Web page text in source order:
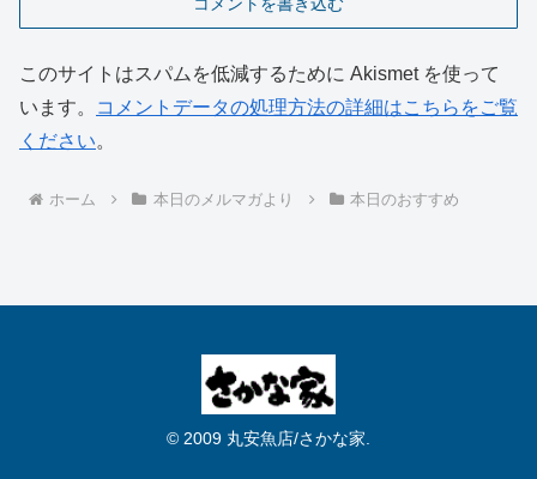
このサイトはスパムを低減するために Akismet を使って
います。
コメントデータの処理方法の詳細はこちらをご覧
ください。
ホーム 本日のメルマガより 本日のおすすめ
© 2009 丸安魚店/さかな家.